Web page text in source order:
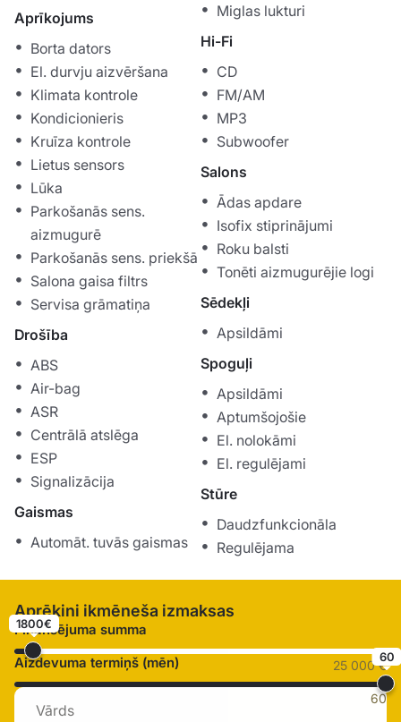
Aprīkojums
Borta dators
El. durvju aizvēršana
Klimata kontrole
Kondicionieris
Kruīza kontrole
Lietus sensors
Lūka
Parkošanās sens.
aizmugurē
Parkošanās sens. priekšā
Salona gaisa filtrs
Servisa grāmatiņa
Drošība
ABS
Air-bag
ASR
Centrālā atslēga
ESP
Signalizācija
Gaismas
Automāt. tuvās gaismas
Miglas lukturi
Hi-Fi
CD
FM/AM
MP3
Subwoofer
Salons
Ādas apdare
Isofix stiprinājumi
Roku balsti
Tonēti aizmugurējie logi
Sēdekļi
Apsildāmi
Spoguļi
Apsildāmi
Aptumšojošie
El. nolokāmi
El. regulējami
Stūre
Daudzfunkcionāla
Regulējama
Aprēķini ikmēneša izmaksas
Finansējuma summa
1800€
25 000 €
Aizdevuma termiņš (mēn) 60
60